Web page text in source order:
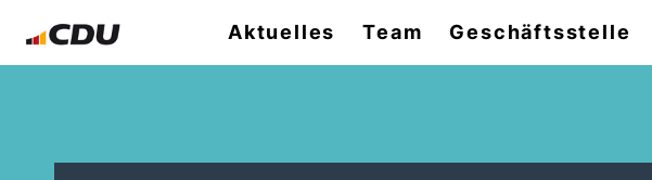
Aktuelles Team Geschäftsstelle